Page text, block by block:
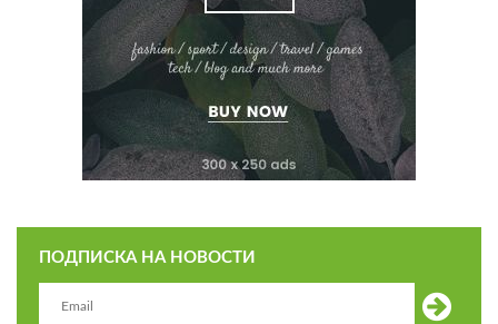
ПОДПИСКА НА НОВОСТИ